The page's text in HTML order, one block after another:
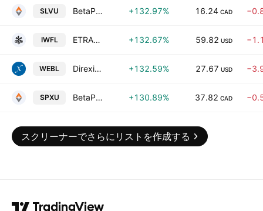
SLVU BetaPro Silver 2X Daily Bull ETF +132.97% 16.24 CAD
IWFL ETRACS 2x Leveraged US Growth Factor TR ETN +132.67% 59.82 USD
WEBL Direxion Daily Dow Jones Internet Bull 3X ETF +132.59% 27.67 USD
SPXU BetaPro S&P 500 2x Daily Bull ETF +130.89% 37.82 CAD
スクリーナーでさらにリストを作成する